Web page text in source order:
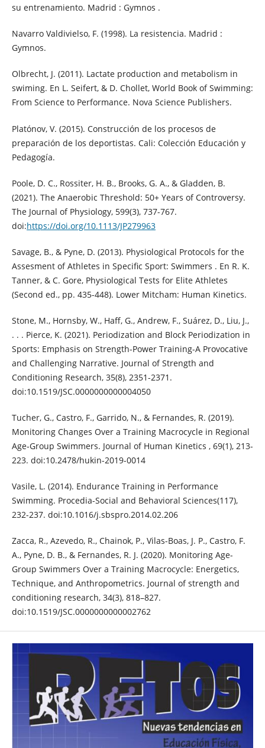
su entrenamiento. Madrid : Gymnos .
Navarro Valdivielso, F. (1998). La resistencia. Madrid :
Gymnos.
Olbrecht, J. (2011). Lactate production and metabolism in
swiming. En L. Seifert, & D. Chollet, World Book of Swimming:
From Science to Performance. Nova Science Publishers.
Platónov, V. (2015). Construcción de los procesos de
preparación de los deportistas. Cali: Colección Educación y
Pedagogía.
Poole, D. C., Rossiter, H. B., Brooks, G. A., & Gladden, B.
(2021). The Anaerobic Threshold: 50+ Years of Controversy.
The Journal of Physiology, 599(3), 737-767.
doi:https://doi.org/10.1113/JP279963
Savage, B., & Pyne, D. (2013). Physiological Protocols for the
Assesment of Athletes in Specific Sport: Swimmers . En R. K.
Tanner, & C. Gore, Physiological Tests for Elite Athletes
(Second ed., pp. 435-448). Lower Mitcham: Human Kinetics.
Stone, M., Hornsby, W., Haff, G., Andrew, F., Suárez, D., Liu, J.,
. . . Pierce, K. (2021). Periodization and Block Periodization in
Sports: Emphasis on Strength-Power Training-A Provocative
and Challenging Narrative. Journal of Strength and
Conditioning Research, 35(8), 2351-2371.
doi:10.1519/JSC.0000000000004050
Tucher, G., Castro, F., Garrido, N., & Fernandes, R. (2019).
Monitoring Changes Over a Training Macrocycle in Regional
Age‐Group Swimmers. Journal of Human Kinetics , 69(1), 213-
223. doi:10.2478/hukin-2019-0014
Vasile, L. (2014). Endurance Training in Performance
Swimming. Procedia-Social and Behavioral Sciences(117),
232-237. doi:10.1016/j.sbspro.2014.02.206
Zacca, R., Azevedo, R., Chainok, P., Vilas-Boas, J. P., Castro, F.
A., Pyne, D. B., & Fernandes, R. J. (2020). Monitoring Age-
Group Swimmers Over a Training Macrocycle: Energetics,
Technique, and Anthropometrics. Journal of strength and
conditioning research, 34(3), 818–827.
doi:10.1519/JSC.0000000000002762